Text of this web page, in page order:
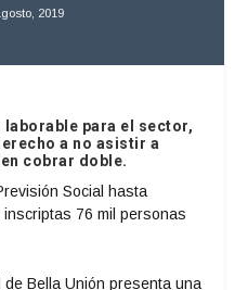
2019
laborable para el sector,
a no asistir a
cobrar doble.
Social hasta
76 mil personas
Bella Unión presenta una